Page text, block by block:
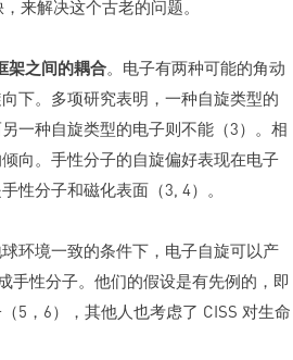
来解决这个古老的问题。
架之间的耦合。电子有两种可能的角动
下。多项研究表明，一种自旋类型的
一种自旋类型的电子则不能（3）。相
向。手性分子的自旋偏好表现在电子
性分子和磁化表面（3, 4）。
环境一致的条件下，电子自旋可以产
手性分子。他们的假设是有先例的，即
5，6），其他人也考虑了 CISS 对生命